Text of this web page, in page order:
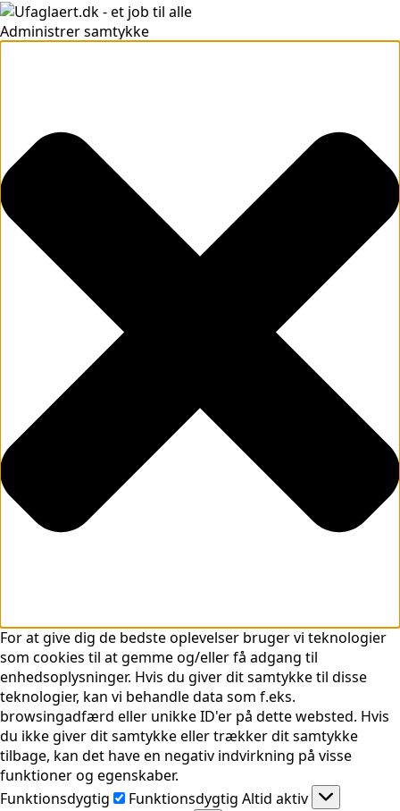
Administrer samtykke
For at give dig de bedste oplevelser bruger vi teknologier
som cookies til at gemme og/eller få adgang til
enhedsoplysninger. Hvis du giver dit samtykke til disse
teknologier, kan vi behandle data som f.eks.
browsingadfærd eller unikke ID'er på dette websted. Hvis
du ikke giver dit samtykke eller trækker dit samtykke
tilbage, kan det have en negativ indvirkning på visse
funktioner og egenskaber.
Funktionsdygtig
Funktionsdygtig Altid aktiv